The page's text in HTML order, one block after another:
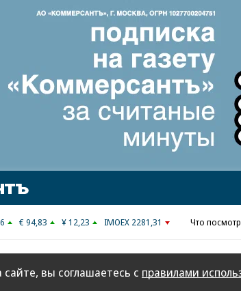
€ 94,83 ¥ 12,23 IMOEX 2281,31 Что
сайте, вы соглашаетесь с правилами